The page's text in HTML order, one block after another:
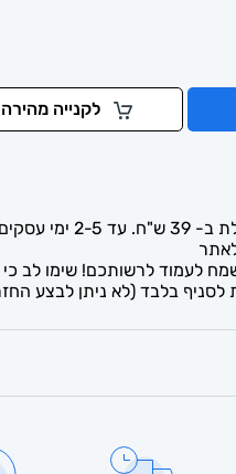
לקנייה מהירה
מבית העסק
לעמוד לרשותכם! שימו לב כי
בלבד (לא ניתן לבצע